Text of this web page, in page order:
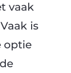
vaak
is
optie